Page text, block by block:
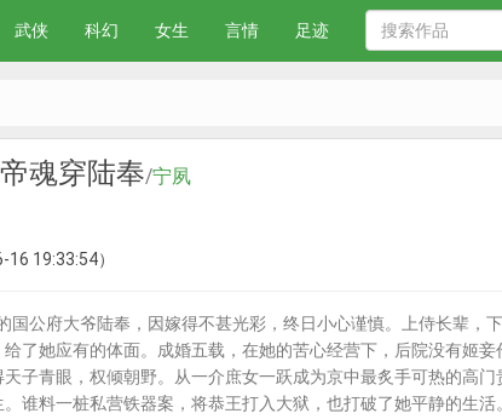
武侠 科幻 女生 言情 足迹
魂穿陆奉/宁夙
19:33:54）
国公府大爷陆奉，因嫁得不甚光彩，终日小心谨慎。上侍长辈，
了她应有的体面。成婚五载，在她的苦心经营下，后院没有姬
子青眼，权倾朝野。从一介庶女一跃成为京中最炙手可热的高
谁料一桩私营铁器案，将恭王打入大狱，也打破了她平静的生